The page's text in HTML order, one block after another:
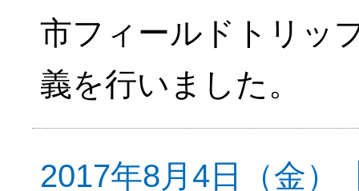
市フィールドトリッ
義を行いました。
2017年8月4日（金）